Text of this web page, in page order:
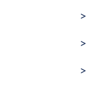
>
>
>